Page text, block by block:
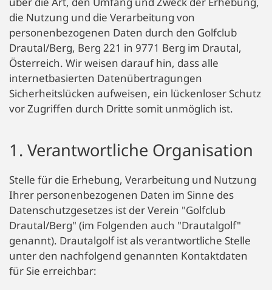
die Nutzung und die Verarbeitung von
personenbezogenen Daten durch den Golfclub
Drautal/Berg, Berg 221 in 9771 Berg im Drautal,
Österreich. Wir weisen darauf hin, dass alle
internetbasierten Datenübertragungen
Sicherheitslücken aufweisen, ein lückenloser Schutz
vor Zugriffen durch Dritte somit unmöglich ist.
1. Verantwortliche Organisation
Stelle für die Erhebung, Verarbeitung und Nutzung
Ihrer personenbezogenen Daten im Sinne des
Datenschutzgesetzes ist der Verein "Golfclub
Drautal/Berg" (im Folgenden auch "Drautalgolf"
genannt). Drautalgolf ist als verantwortliche Stelle
unter den nachfolgend genannten Kontaktdaten
für Sie erreichbar: